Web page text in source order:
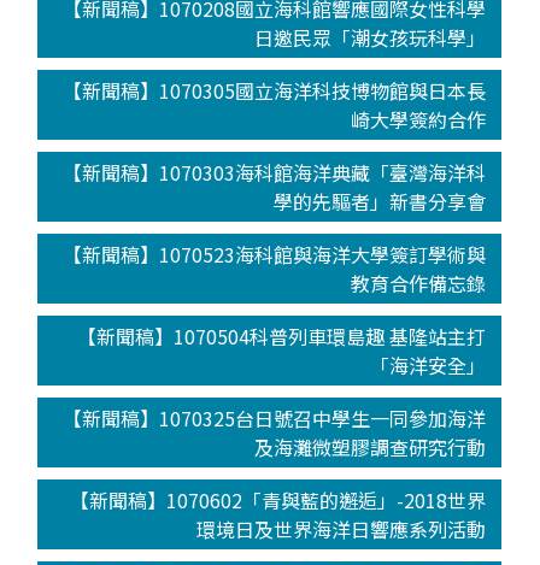
【新聞稿】1070208國立海科館響應國際女性科學
日邀民眾「潮女孩玩科學」
【新聞稿】1070305國立海洋科技博物館與日本長
崎大學簽約合作
【新聞稿】1070303海科館海洋典藏「臺灣海洋科
學的先驅者」新書分享會
【新聞稿】1070523海科館與海洋大學簽訂學術與
教育合作備忘錄
【新聞稿】1070504科普列車環島趣 基隆站主打
「海洋安全」
【新聞稿】1070325台日號召中學生一同參加海洋
及海灘微塑膠調查研究行動
【新聞稿】1070602「青與藍的邂逅」-2018世界
環境日及世界海洋日響應系列活動